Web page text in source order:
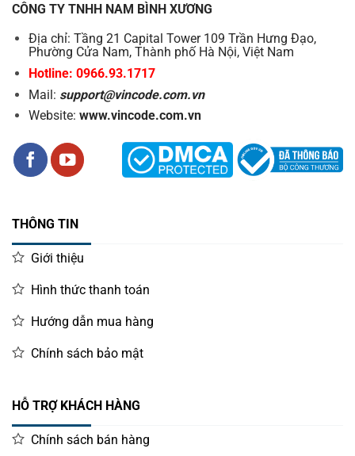
CÔNG TY TNHH NAM BÌNH XƯƠNG
Địa chỉ: Tầng 21 Capital Tower 109 Trần Hưng Đạo,
Phường Cửa Nam, Thành phố Hà Nội, Việt Nam
Hotline: 0966.93.1717
Mail: support@vincode.com.vn
Website: www.vincode.com.vn
THÔNG TIN
Giới thiệu
Hình thức thanh toán
Hướng dẫn mua hàng
Chính sách bảo mật
HỖ TRỢ KHÁCH HÀNG
Chính sách bán hàng